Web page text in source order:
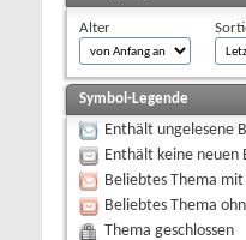
Alter
Symbol-Legende
Enthält ungelesene
Enthält keine neuen
Beliebtes Thema
Beliebtes Thema
Thema geschlossen